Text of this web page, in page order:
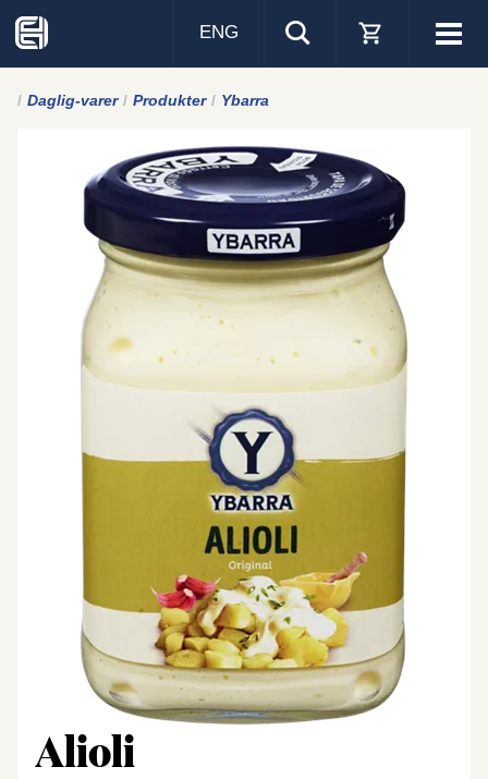
Visa
ENG
Daglig-varer Produkter Ybarra
Alioli